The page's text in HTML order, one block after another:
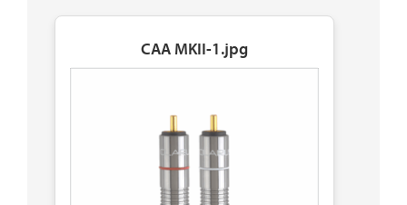
CAA MKII-1.jpg